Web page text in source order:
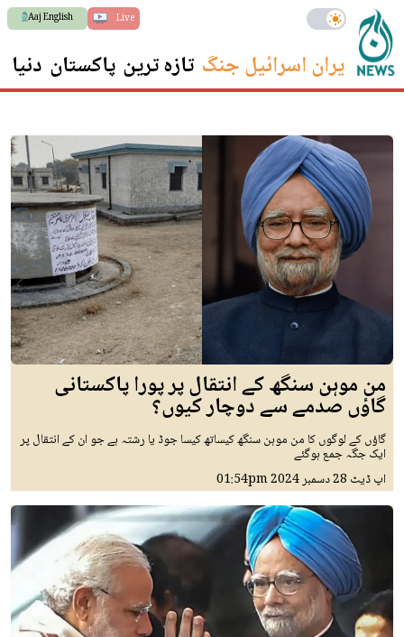
Live
Aaj English
ایران اسرائیل جنگ تازہ ترین پاکستان دنیا
من موہن سنگھ کے انتقال پر پورا پاکستانی
گاؤں صدمے سے دوچار کیوں؟
گاؤں کے لوگوں کا من موہن سنگھ کیساتھ کیسا جوڈ یا رشتہ ہے جو ان کے انتقال پر
ایک جگہ جمع ہوگئے
اپ ڈیٹ 28 دسمبر 2024 01:54pm